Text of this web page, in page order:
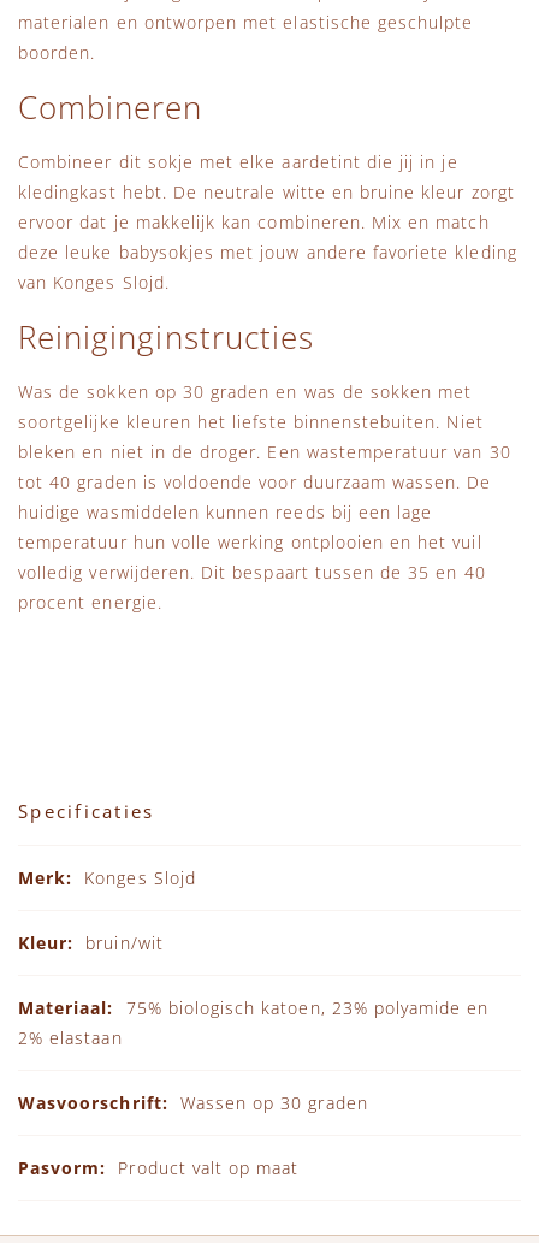
materialen en ontworpen met elastische geschulpte
boorden.
Combineren
Combineer dit sokje met elke aardetint die jij in je
kledingkast hebt. De neutrale witte en bruine kleur zorgt
ervoor dat je makkelijk kan combineren. Mix en match
deze leuke babysokjes met jouw andere favoriete kleding
van Konges Slojd.
Reiniginginstructies
Was de sokken op 30 graden en was de sokken met
soortgelijke kleuren het liefste binnenstebuiten. Niet
bleken en niet in de droger. Een wastemperatuur van 30
tot 40 graden is voldoende voor duurzaam wassen. De
huidige wasmiddelen kunnen reeds bij een lage
temperatuur hun volle werking ontplooien en het vuil
volledig verwijderen. Dit bespaart tussen de 35 en 40
procent energie.
Specificaties
Konges Slojd
bruin/wit
75% biologisch katoen, 23% polyamide en
2% elastaan
Wassen op 30 graden
Product valt op maat